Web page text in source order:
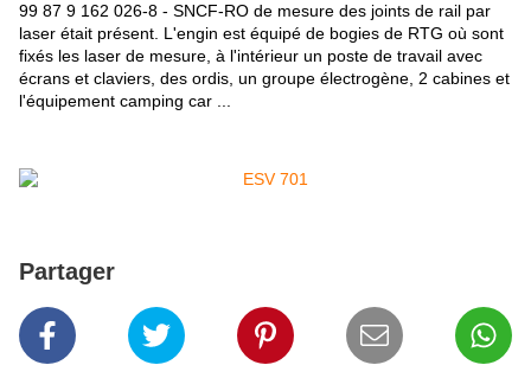
99 87 9 162 026-8 - SNCF-RO de mesure des joints de rail par
laser était présent. L'engin est équipé de bogies de RTG où sont
fixés les laser de mesure, à l'intérieur un poste de travail avec
écrans et claviers, des ordis, un groupe électrogène, 2 cabines et
l'équipement camping car ...
Partager